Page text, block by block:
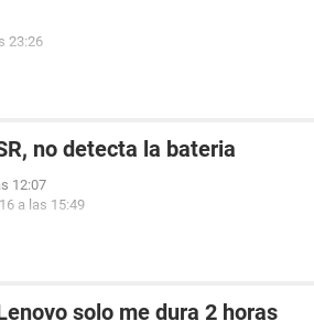
23:26
no detecta la bateria
12:07
a las 15:49
solo me dura 2 horas